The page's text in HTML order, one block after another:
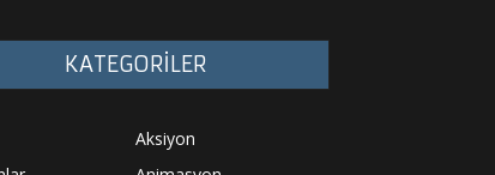
KATEGORİLER
Aksiyon